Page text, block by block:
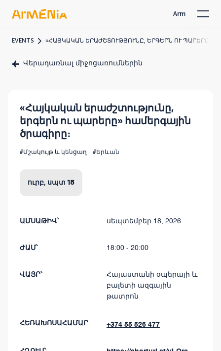
Arm
EVENTS «ՀԱՅԿԱԿԱՆ ԵՐԱԺՇՏՈՒԹՅՈՒՆԸ, ԵՐԳԵՐՆ ՈՒ ՊԱՐԵՐԸ»
Վերադառնալ միջոցառումներին
«Հայկական երաժշտությունը,
երգերն ու պարերը» համերգային
ծրագիրը։
#Մշակույթ և կենցաղ #Երևան
ուրբ, սպտ 18
ԱՄՍԱԹԻՎ՝ սեպտեմբեր 18, 2026
ԺԱՄ՝ 18:00 - 20:00
ՎԱՅՐ՝
Հայաստանի օպերայի և
բալետի ազգային
թատրոն
ՀԵՌԱԽՈՍԱՀԱՄԱՐ +374 55 526 477